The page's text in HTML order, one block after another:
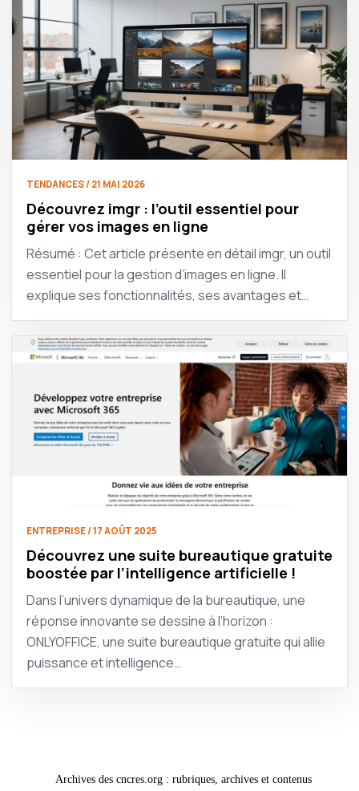
TENDANCES / 21 MAI 2026
Découvrez imgr : l’outil essentiel pour
gérer vos images en ligne
Résumé : Cet article présente en détail imgr, un outil
essentiel pour la gestion d’images en ligne. Il
explique ses fonctionnalités, ses avantages et…
ENTREPRISE / 17 AOÛT 2025
Découvrez une suite bureautique gratuite
boostée par l’intelligence artificielle !
Dans l’univers dynamique de la bureautique, une
réponse innovante se dessine à l’horizon :
ONLYOFFICE, une suite bureautique gratuite qui allie
puissance et intelligence…
Archives des cncres.org : rubriques, archives et contenus